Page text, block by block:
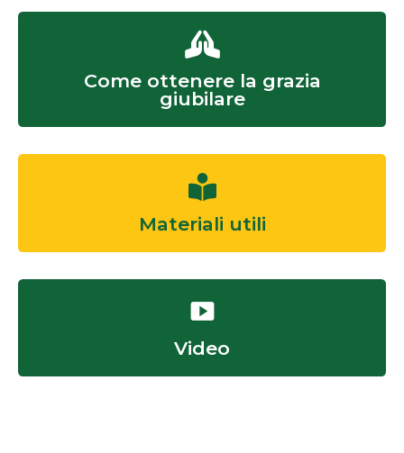
Come ottenere la grazia
giubilare
Materiali utili
Video